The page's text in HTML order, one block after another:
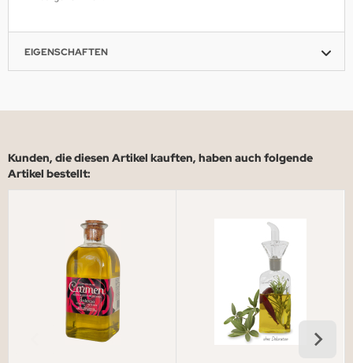
EIGENSCHAFTEN
Kunden, die diesen Artikel kauften, haben auch folgende
Artikel bestellt: